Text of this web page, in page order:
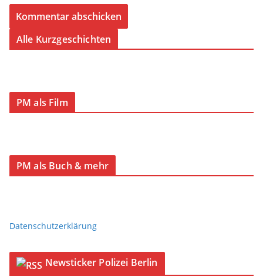
Alle Kurzgeschichten
PM als Film
PM als Buch & mehr
Datenschutzerklärung
Newsticker Polizei Berlin